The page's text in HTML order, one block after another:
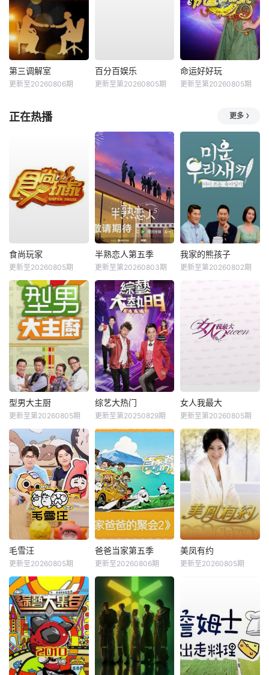
第三调解室
更新至20260806期
百分百娱乐
更新至第20260805期
命运好好玩
更新至第20260805期
正在热播 更多
食尚玩家
更新至20260805期
半熟恋人第五季
更新至第20260803期
我家的熊孩子
更新至第20260802期
型男大主厨
更新至第20260805期
综艺大热门
更新至第20250829期
女人我最大
更新至第20260805期
毛雪汪
更新至20260805期
爸爸当家第五季
更新至20260806期
美凤有约
更新至20260805期